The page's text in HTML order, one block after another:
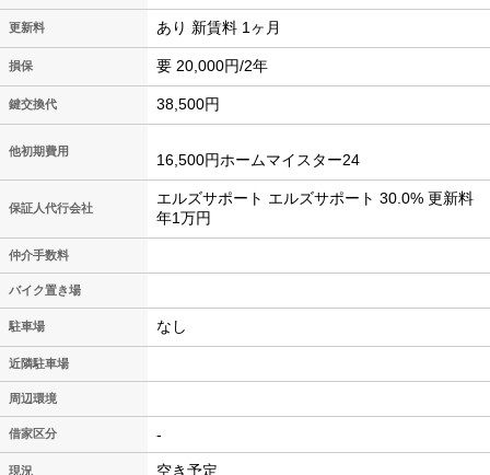
更新料 あり 新賃料 1ヶ月
損保 要 20,000円/2年
鍵交換代 38,500円
他初期費用 16,500円ホームマイスター24
保証人代行会社
エルズサポート エルズサポート 30.0% 更新料
年1万円
仲介手数料
バイク置き場
駐車場 なし
近隣駐車場
周辺環境
借家区分 -
現況 空き予定